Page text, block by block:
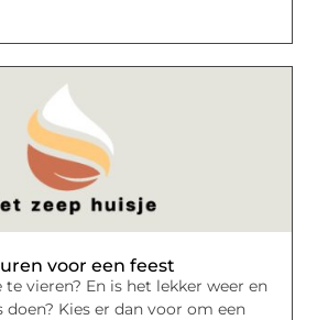
voor een feest
te vieren? En is het lekker weer en
doen? Kies er dan voor om een